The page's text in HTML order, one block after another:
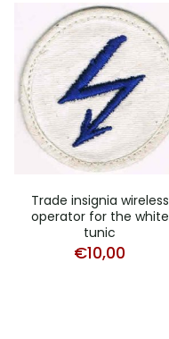
Trade insignia wireless
operator for the white
tunic
€10,00